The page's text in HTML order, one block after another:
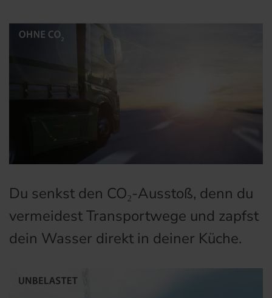
Du senkst den CO₂-Ausstoß, denn du
vermeidest Transportwege und zapfst
dein Wasser direkt in deiner Küche.